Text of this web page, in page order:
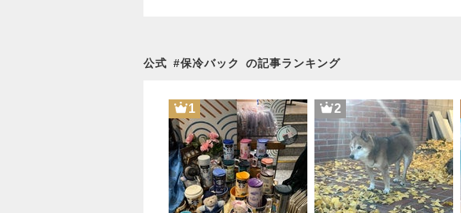
公式 #保冷バック の記事ランキング
1 2